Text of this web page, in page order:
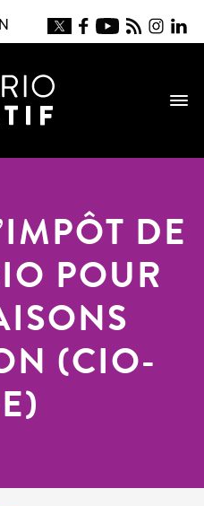
DE
POUR
(CIO-